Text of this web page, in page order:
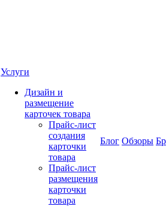
Услуги
Дизайн и
размещение
карточек товара
Прайс-лист
создания
карточки
товара
Прайс-лист
размещения
карточки
товара
Блог Обзоры